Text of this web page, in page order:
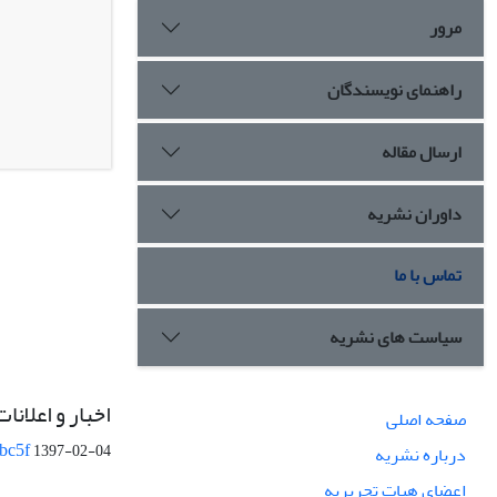
مرور
راهنمای نویسندگان
ارسال مقاله
داوران نشریه
تماس با ما
سیاست های نشریه
صفحه اصلی
درباره نشریه
اعضای هیات تحریریه
اخبار و
1397-02-04